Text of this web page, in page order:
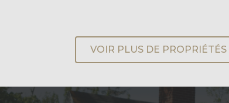
VOIR PLUS DE PROPRIÉTÉS